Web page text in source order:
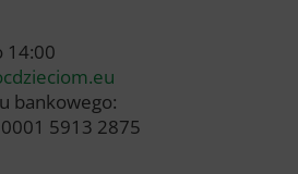
14:00
bankowego:
5913 2875